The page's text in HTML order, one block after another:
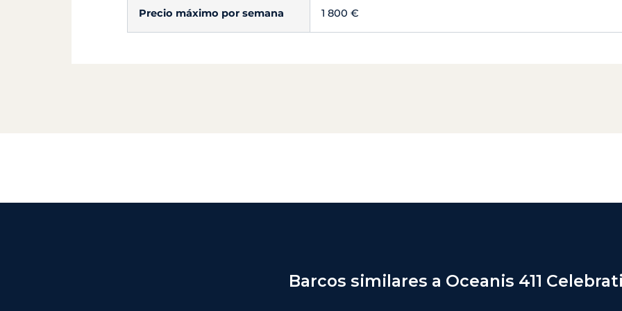
Precio máximo por semana 1 800 €
Barcos similares a Oceanis 411